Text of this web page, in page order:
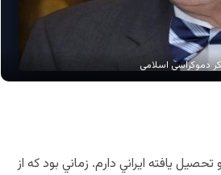
دموکراسی اسلامی
يافته ايراني دارم. زماني بود كه از